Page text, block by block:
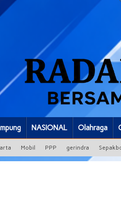
NASIONAL Olahraga
Mobil PPP gerindra